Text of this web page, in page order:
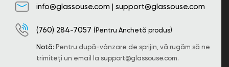
info@glassouse.com | support@glassouse.com
(760) 284-7057 (Pentru Anchetă produs)
Notă: Pentru după-vânzare de sprijin, vă rugăm să ne
trimiteți un email la support@glassouse.com.